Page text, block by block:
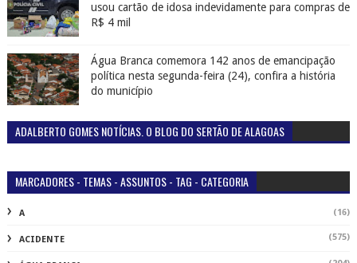
usou cartão de idosa indevidamente para compras de
R$ 4 mil
Água Branca comemora 142 anos de emancipação
política nesta segunda-feira (24), confira a história
do município
ADALBERTO GOMES NOTÍCIAS. O BLOG DO SERTÃO DE ALAGOAS
MARCADORES - TEMAS - ASSUNTOS - TAG - CATEGORIA
A (16)
ACIDENTE (575)